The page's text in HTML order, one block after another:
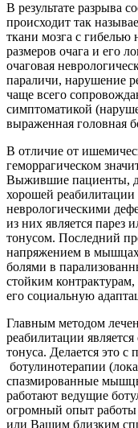
В результате разрыва
происходит так
ткани мозга с гибелью
размеров очага и его
очаговая
параличи, нарушение
чаще всего
симптоматикой
выраженная головная
В отличие от
геморрагическом
Выжившие пациенты,
хорошей реабилитации
неврологическими
из них является
тонусом. Последний
напряжением в
болями в
стойким
его социальную
Главным методом
реабилитации
тонуса. Делается это
ботулинотерапии
спазмированные
работают ведущие
огромный опыт
или Вашим близким